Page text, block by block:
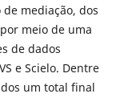
mediação, dos
meio de uma
de dados
e Scielo. Dentre
um total final